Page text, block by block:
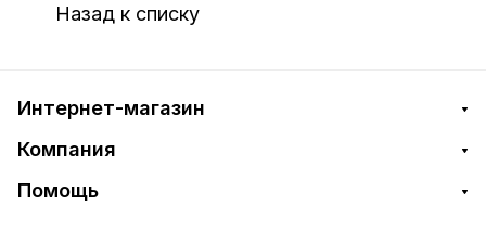
Назад к списку
Интернет-магазин
Компания
Помощь